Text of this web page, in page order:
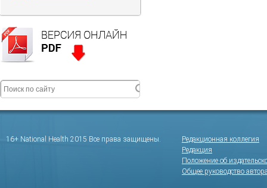
16+ National Health 2015 Все права защищены.
Редакционная коллегия
Редакция
Положение об
Общее руководство